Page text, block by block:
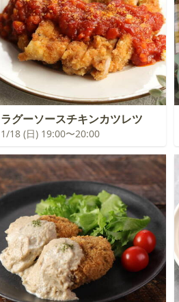
ラグーソースチキンカツレツ
1/18 (日) 19:00〜20:00